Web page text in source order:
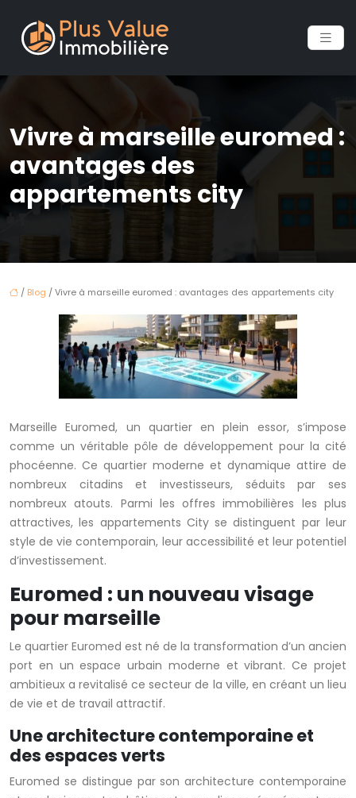
Vivre à marseille euromed :
avantages des
appartements city
/ Blog / Vivre à marseille euromed : avantages des appartements city
Marseille Euromed, un quartier en plein essor, s’impose
comme un véritable pôle de développement pour la cité
phocéenne. Ce quartier moderne et dynamique attire de
nombreux citadins et investisseurs, séduits par ses
nombreux atouts. Parmi les offres immobilières les plus
attractives, les appartements City se distinguent par leur
style de vie contemporain, leur accessibilité et leur potentiel
d’investissement.
Euromed : un nouveau visage
pour marseille
Le quartier Euromed est né de la transformation d’un ancien
port en un espace urbain moderne et vibrant. Ce projet
ambitieux a revitalisé ce secteur de la ville, en créant un lieu
de vie et de travail attractif.
Une architecture contemporaine et
des espaces verts
Euromed se distingue par son architecture contemporaine